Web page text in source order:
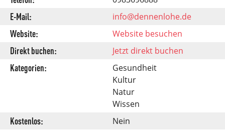
E-Mail: info@dennenlohe.de
Website: Website besuchen
Direkt buchen: Jetzt direkt buchen
Kategorien:
Gesundheit
Kultur
Natur
Wissen
Kostenlos: Nein